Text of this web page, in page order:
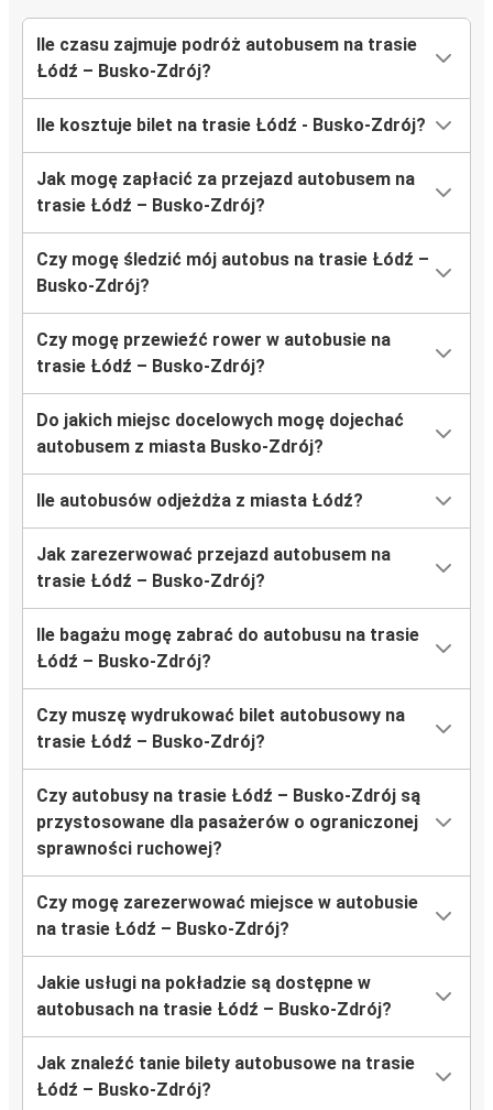
Ile czasu zajmuje podróż autobusem na trasie
Łódź – Busko-Zdrój?
Ile kosztuje bilet na trasie Łódź - Busko-Zdrój?
Jak mogę zapłacić za przejazd autobusem na
trasie Łódź – Busko-Zdrój?
Czy mogę śledzić mój autobus na trasie Łódź –
Busko-Zdrój?
Czy mogę przewieźć rower w autobusie na
trasie Łódź – Busko-Zdrój?
Do jakich miejsc docelowych mogę dojechać
autobusem z miasta Busko-Zdrój?
Ile autobusów odjeżdża z miasta Łódź?
Jak zarezerwować przejazd autobusem na
trasie Łódź – Busko-Zdrój?
Ile bagażu mogę zabrać do autobusu na trasie
Łódź – Busko-Zdrój?
Czy muszę wydrukować bilet autobusowy na
trasie Łódź – Busko-Zdrój?
Czy autobusy na trasie Łódź – Busko-Zdrój są
przystosowane dla pasażerów o ograniczonej
sprawności ruchowej?
Czy mogę zarezerwować miejsce w autobusie
na trasie Łódź – Busko-Zdrój?
Jakie usługi na pokładzie są dostępne w
autobusach na trasie Łódź – Busko-Zdrój?
Jak znaleźć tanie bilety autobusowe na trasie
Łódź – Busko-Zdrój?